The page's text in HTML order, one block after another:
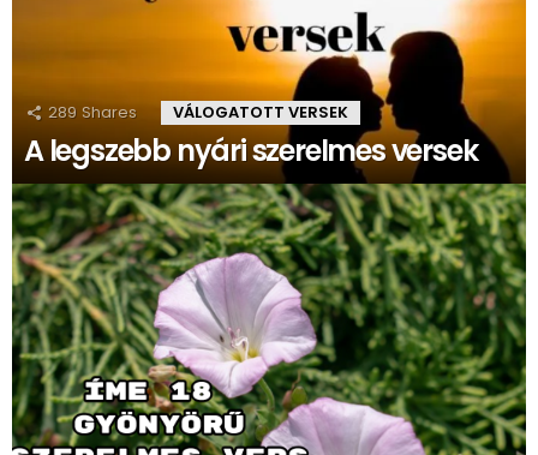
289 Shares VÁLOGATOTT VERSEK
A legszebb nyári szerelmes versek